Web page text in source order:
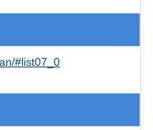
#list07_0